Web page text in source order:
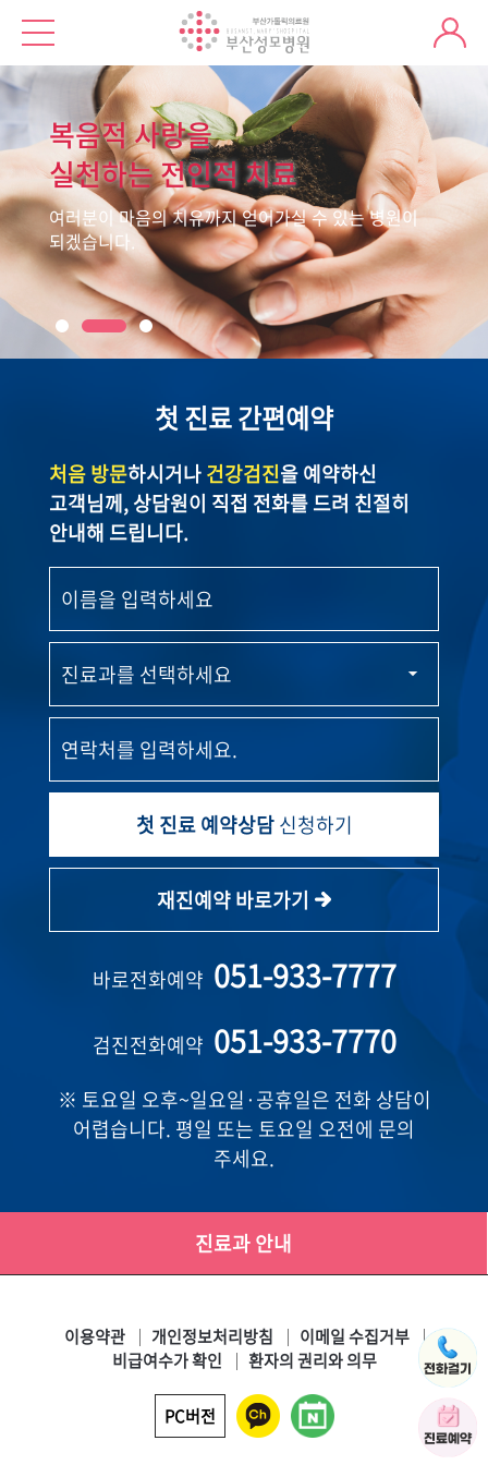
복음적 사랑을
실천하는 전인적 치료
여러분이 마음의 치유까지 얻어가실 수 있는 병원이
되겠습니다.
첫 진료 간편예약
처음 방문하시거나건강검진을 예약하신
고객님께, 상담원이 직접 전화를 드려 친절히
안내해 드립니다.
첫 진료 예약상담신청하기
재진예약 바로가기
바로전화예약 051-933-7777
검진전화예약 051-933-7770
※ 토요일 오후~일요일·공휴일은 전화 상담이
어렵습니다. 평일 또는 토요일 오전에 문의
주세요.
진료과 안내
이용약관 개인정보처리방침
이메일 수집거부
비급여수가 확인
환자의 권리와 의무
PC버전